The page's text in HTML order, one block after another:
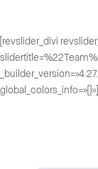
[revslider_divi